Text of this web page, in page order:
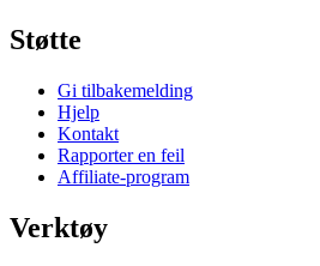
Støtte
Gi tilbakemelding
Hjelp
Kontakt
Rapporter en feil
Affiliate-program
Verktøy